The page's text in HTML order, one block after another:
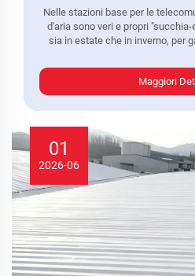
Nelle stazioni base per le
d'aria sono veri e propri
sia in estate che in inverno, per
funzionare tutto l'anno, con
costantemente
Maggiori
01
2026-06